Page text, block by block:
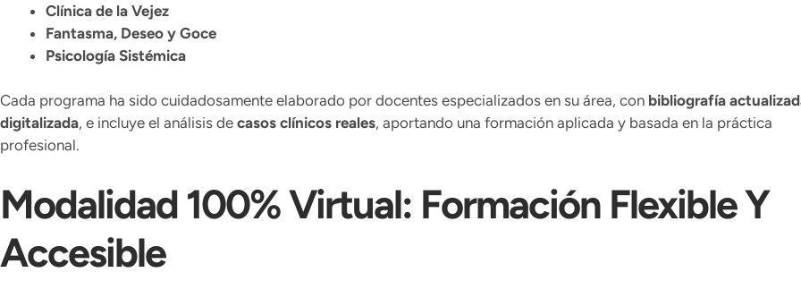
Clínica de la Vejez
Fantasma, Deseo y Goce
Psicología Sistémica
Cada programa ha sido cuidadosamente elaborado por docentes especializados en su área, con bibliografía
digitalizada, e incluye el análisis de casos clínicos reales, aportando una formación aplicada y basada en la práctica
profesional.
Modalidad 100% Virtual: Formación Flexible Y
Accesible